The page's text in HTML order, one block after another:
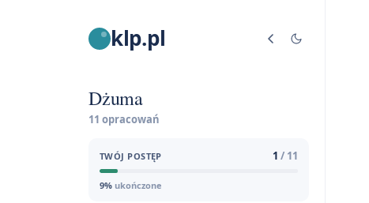
klp.pl
Dżuma
11 opracowań
TWÓJ POSTĘP 1 / 11
9% ukończone